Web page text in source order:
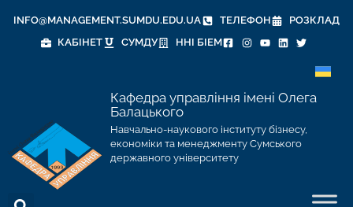
INFO@MANAGEMENT.SUMDU.EDU.UA ТЕЛЕФОН
РОЗКЛАД
КАБІНЕТ
СУМДУ ННІ БІЕМ
Кафедра управління імені Олега
Балацького
Навчально-наукового інституту бізнесу,
економіки та менеджменту Сумського
державного університету